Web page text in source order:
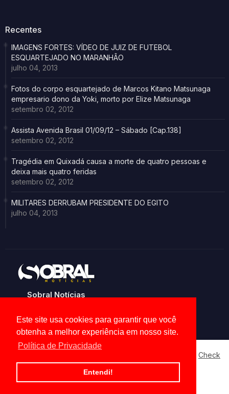
Este site usa cookies para garantir que você
obtenha a melhor experiência em nosso site.
Política de Privacidade
Entendi!
Recentes
IMAGENS FORTES: VÍDEO DE JUIZ DE FUTEBOL
ESQUARTEJADO NO MARANHÃO
julho 04, 2013
Fotos do corpo esquartejado de Marcos Kitano Matsunaga
empresario dono da Yoki, morto por Elize Matsunaga
setembro 02, 2012
Assista Avenida Brasil 01/09/12 – Sábado [Cap.138]
setembro 02, 2012
Tragédia em Quixadá causa a morte de quatro pessoas e
deixa mais quatro feridas
setembro 02, 2012
MILITARES DERRUBAM PRESIDENTE DO EGITO
julho 04, 2013
Sobral Notícias
Home About Contact us Privacy Policy
Check
Now